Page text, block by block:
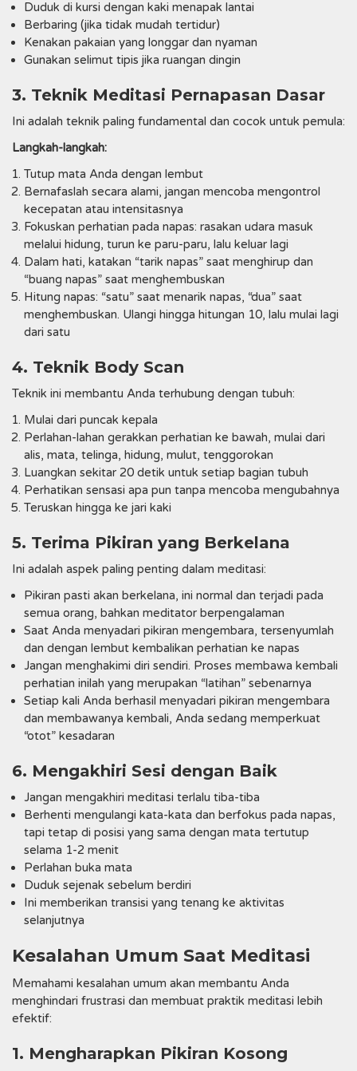
Duduk di kursi dengan kaki menapak lantai
Berbaring (jika tidak mudah tertidur)
Kenakan pakaian yang longgar dan nyaman
Gunakan selimut tipis jika ruangan dingin
3. Teknik Meditasi Pernapasan Dasar
Ini adalah teknik paling fundamental dan cocok untuk pemula:
Langkah-langkah:
Tutup mata Anda dengan lembut
Bernafaslah secara alami, jangan mencoba mengontrol
kecepatan atau intensitasnya
Fokuskan perhatian pada napas: rasakan udara masuk
melalui hidung, turun ke paru-paru, lalu keluar lagi
Dalam hati, katakan “tarik napas” saat menghirup dan
“buang napas” saat menghembuskan
Hitung napas: “satu” saat menarik napas, “dua” saat
menghembuskan. Ulangi hingga hitungan 10, lalu mulai lagi
dari satu
4. Teknik Body Scan
Teknik ini membantu Anda terhubung dengan tubuh:
Mulai dari puncak kepala
Perlahan-lahan gerakkan perhatian ke bawah, mulai dari
alis, mata, telinga, hidung, mulut, tenggorokan
Luangkan sekitar 20 detik untuk setiap bagian tubuh
Perhatikan sensasi apa pun tanpa mencoba mengubahnya
Teruskan hingga ke jari kaki
5. Terima Pikiran yang Berkelana
Ini adalah aspek paling penting dalam meditasi:
Pikiran pasti akan berkelana, ini normal dan terjadi pada
semua orang, bahkan meditator berpengalaman
Saat Anda menyadari pikiran mengembara, tersenyumlah
dan dengan lembut kembalikan perhatian ke napas
Jangan menghakimi diri sendiri. Proses membawa kembali
perhatian inilah yang merupakan “latihan” sebenarnya
Setiap kali Anda berhasil menyadari pikiran mengembara
dan membawanya kembali, Anda sedang memperkuat
“otot” kesadaran
6. Mengakhiri Sesi dengan Baik
Jangan mengakhiri meditasi terlalu tiba-tiba
Berhenti mengulangi kata-kata dan berfokus pada napas,
tapi tetap di posisi yang sama dengan mata tertutup
selama 1-2 menit
Perlahan buka mata
Duduk sejenak sebelum berdiri
Ini memberikan transisi yang tenang ke aktivitas
selanjutnya
Kesalahan Umum Saat Meditasi
Memahami kesalahan umum akan membantu Anda
menghindari frustrasi dan membuat praktik meditasi lebih
efektif:
1. Mengharapkan Pikiran Kosong